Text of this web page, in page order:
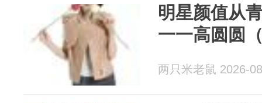
明星颜值从
一一高圆圆
两只米老鼠 2026-